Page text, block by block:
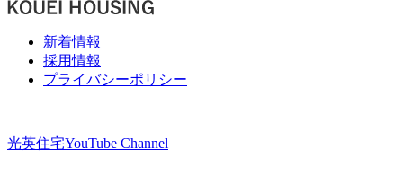
新着情報
採用情報
プライバシーポリシー
光英住宅YouTube Channel